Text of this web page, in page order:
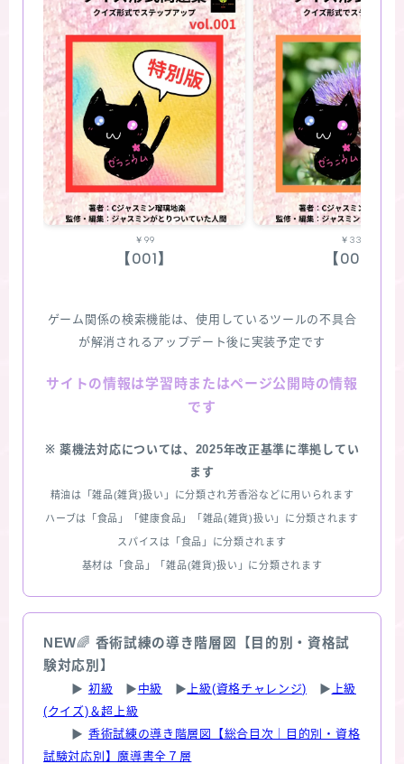
￥99
【001】
￥330
【002】
ゲーム関係の検索機能は、使用しているツールの不具合
が解消されるアップデート後に実装予定です
サイトの情報は学習時またはページ公開時の情報
です
※ 薬機法対応については、2025年改正基準に準拠してい
ます
精油は「雑品(雑貨)扱い」に分類され芳香浴などに用いられます
ハーブは「食品」「健康食品」「雑品(雑貨)扱い」に分類されます
スパイスは「食品」に分類されます
基材は「食品」「雑品(雑貨)扱い」に分類されます
NEW🌈 香術試練の導き階層図【目的別・資格試
験対応別】
▶ 初級 ▶ 中級 ▶ 上級(資格チャレンジ) ▶ 上級
(クイズ)＆超上級
▶ 香術試練の導き階層図【総合目次｜目的別・資格
試験対応別】魔導書全７層